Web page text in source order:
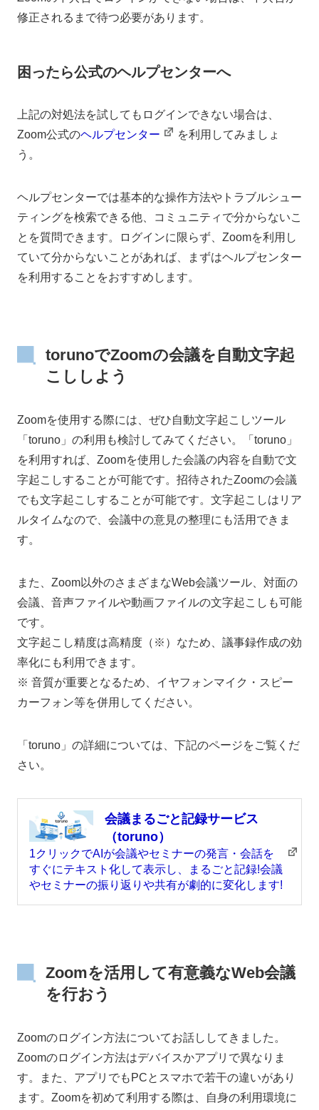
修正されるまで待つ必要があります。
困ったら公式のヘルプセンターへ
上記の対処法を試してもログインできない場合は、
Zoom公式のヘルプセンター
を利用してみましょ
う。
ヘルプセンターでは基本的な操作方法やトラブルシュー
ティングを検索できる他、コミュニティで分からないこ
とを質問できます。ログインに限らず、Zoomを利用し
ていて分からないことがあれば、まずはヘルプセンター
を利用することをおすすめします。
torunoでZoomの会議を自動文字起
こししよう
Zoomを使用する際には、ぜひ自動文字起こしツール
「toruno」の利用も検討してみてください。「toruno」
を利用すれば、Zoomを使用した会議の内容を自動で文
字起こしすることが可能です。招待されたZoomの会議
でも文字起こしすることが可能です。文字起こしはリア
ルタイムなので、会議中の意見の整理にも活用できま
す。
また、Zoom以外のさまざまなWeb会議ツール、対面の
会議、音声ファイルや動画ファイルの文字起こしも可能
です。
文字起こし精度は高精度（※）なため、議事録作成の効
率化にも利用できます。
※ 音質が重要となるため、イヤフォンマイク・スピー
カーフォン等を併用してください。
「toruno」の詳細については、下記のページをご覧くだ
さい。
会議まるごと記録サービス
（toruno）
1クリックでAIが会議やセミナーの発言・会話を
すぐにテキスト化して表示し、まるごと記録!会議
やセミナーの振り返りや共有が劇的に変化します!
Zoomを活用して有意義なWeb会議
を行おう
Zoomのログイン方法についてお話ししてきました。
Zoomのログイン方法はデバイスかアプリで異なりま
す。また、アプリでもPCとスマホで若干の違いがあり
ます。Zoomを初めて利用する際は、自身の利用環境に